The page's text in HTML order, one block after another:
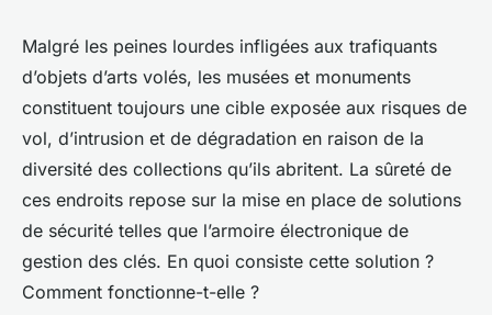
Armoire électronique de
gestion des clés : une solution
pour garantir la sécurité dans
les musées et monuments !
Arthur•6 mai 2025•2 min de lecture
Malgré les peines lourdes infligées aux trafiquants
d’objets d’arts volés, les musées et monuments
constituent toujours une cible exposée aux risques de
vol, d’intrusion et de dégradation en raison de la
diversité des collections qu’ils abritent. La sûreté de
ces endroits repose sur la mise en place de solutions
de sécurité telles que l’armoire électronique de
gestion des clés. En quoi consiste cette solution ?
Comment fonctionne-t-elle ?